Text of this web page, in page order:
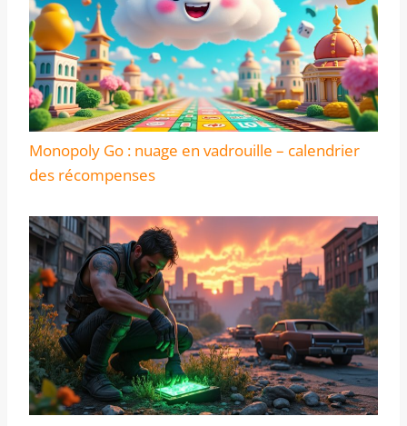
Monopoly Go : nuage en vadrouille – calendrier
des récompenses